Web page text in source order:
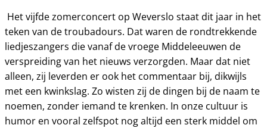
Het vijfde zomerconcert op Weverslo staat dit jaar in het
teken van de troubadours. Dat waren de rondtrekkende
liedjeszangers die vanaf de vroege Middeleeuwen de
verspreiding van het nieuws verzorgden. Maar dat niet
alleen, zij leverden er ook het commentaar bij, dikwijls
met een kwinkslag. Zo wisten zij de dingen bij de naam te
noemen, zonder iemand te krenken. In onze cultuur is
humor en vooral zelfspot nog altijd een sterk middel om